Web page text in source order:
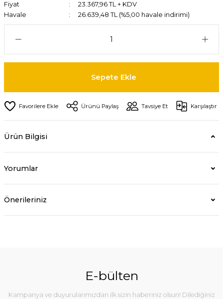
Fiyat
23.367,96 TL + KDV
Havale
26.639,48 TL (%5,00 havale indirimi)
Sepete Ekle
Ürünü Paylaş Tavsiye Et Karşılaştır
Ürün Bilgisi
Yorumlar
Önerileriniz
E-bülten
Kampanya ve duyurularımızdan ilk sizin haberiniz olsun! Dilediğiniz